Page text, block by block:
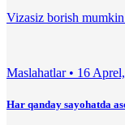
Vizasiz borish
Maslahatlar • 16
Har qanday sayohatda